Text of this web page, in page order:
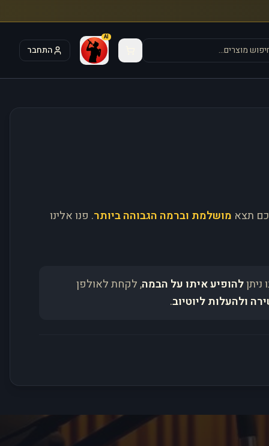
AI
התחבר
תצא מושלמת וברמה הגבוהה ביותר. פנו אלינו
להופיע איתו על הבמה, לקחת לאולפן
ולהעלות ליוטיוב.